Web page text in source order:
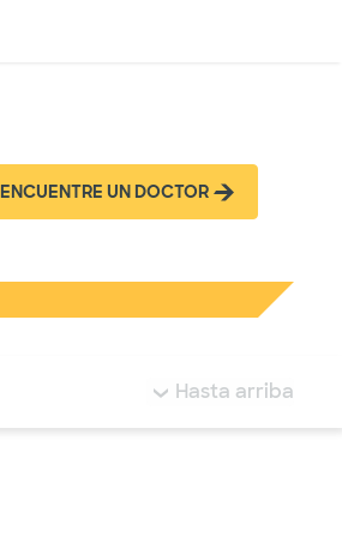
ENCUENTRE UN DOCTOR
Hasta arriba